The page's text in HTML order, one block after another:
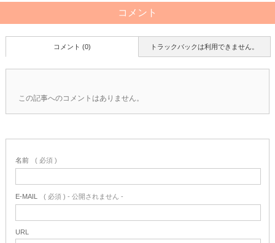
コメント
トラックバックは利用できません。
コメント (0)
この記事へのコメントはありません。
名前 ( 必須 )
E-MAIL ( 必須 ) - 公開されません -
URL